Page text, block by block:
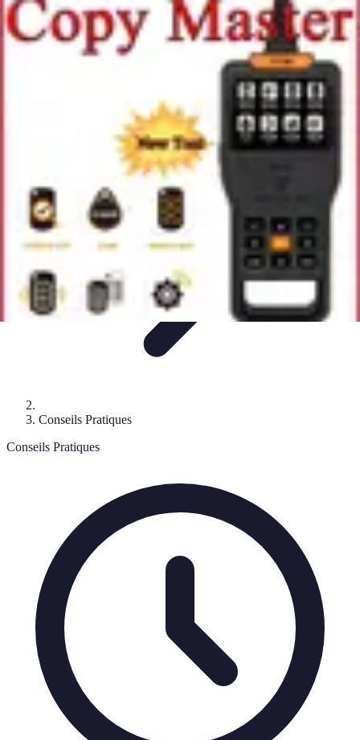
Serrurier Rapide Paris
Choix du serrurier
Conseils et AstucesConseils Pratiques Choisir un
Serrurier Produits et Services
Conseils Pratiques
Conseils Pratiques